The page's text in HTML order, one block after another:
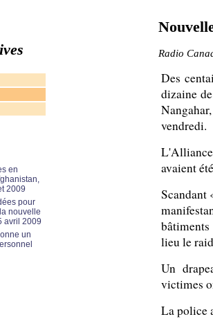
Radio
en
2009
pour
nouvelle
avril 2009
un
Des
dizaine
vendredi.
avaient
Scandant
lieu le
Un
victimes
La police